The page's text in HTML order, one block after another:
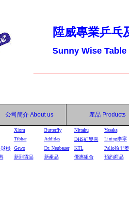
陞威專業乒乓
Sunny Wise
公司簡介 About us 產品 Products
Xiom Butterfly Nittaku
Yasaka
Tibhar Addidas DHS紅雙喜
Lining李寧
球機 Gewo Dr. Neubauer KTL
Palio拍里奧
新到貨品 新產品 優惠組合 預約商品